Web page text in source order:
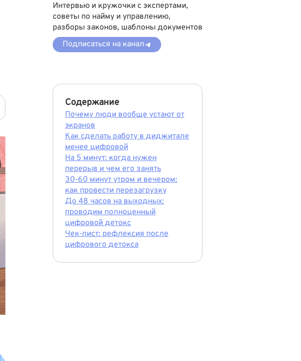
Интервью и кружочки с экспертами,
советы по найму и управлению,
разборы законов, шаблоны документов
Подписаться на канал
Содержание
Почему люди вообще устают от
экранов
Как сделать работу в диджитале
менее цифровой
На 5 минут: когда нужен
перерыв и чем его занять
30-60 минут утром и вечером:
как провести перезагрузку
До 48 часов на выходных:
проводим полноценный
цифровой детокс
Чек-лист: рефлексия после
цифрового детокса